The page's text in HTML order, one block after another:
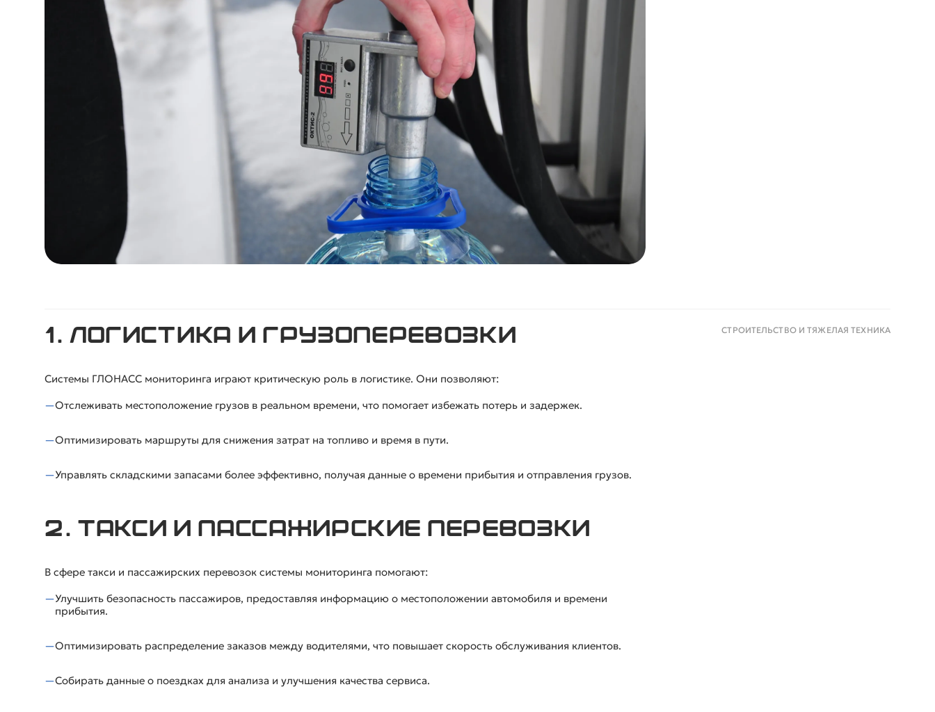
СТРОИТЕЛЬСТВО И ТЯЖЕЛАЯ ТЕХНИКА
1. Логистика и грузоперевозки
Системы ГЛОНАСС мониторинга играют критическую роль в логистике. Они позволяют:
Отслеживать местоположение грузов в реальном времени, что помогает избежать потерь и задержек.
Оптимизировать маршруты для снижения затрат на топливо и время в пути.
Управлять складскими запасами более эффективно, получая данные о времени прибытия и отправления грузов.
2. Такси и пассажирские перевозки
В сфере такси и пассажирских перевозок системы мониторинга помогают:
Улучшить безопасность пассажиров, предоставляя информацию о местоположении автомобиля и времени
прибытия.
Оптимизировать распределение заказов между водителями, что повышает скорость обслуживания клиентов.
Собирать данные о поездках для анализа и улучшения качества сервиса.